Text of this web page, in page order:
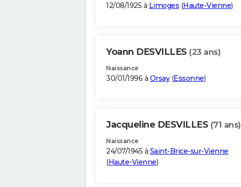
12/08/1925 à Limoges (Haute-Vienne)
Yoann DESVILLES (23 ans)
Naissance
30/01/1996 à Orsay(Essonne)
Jacqueline DESVILLES (71 ans)
Naissance
24/07/1945 à Saint-Brice-sur-Vienne
(Haute-Vienne)